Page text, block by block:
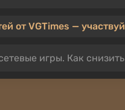
от VGTimes —
игры. Как